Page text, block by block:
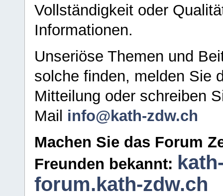
Vollständigkeit oder
Informationen.
Unseriöse Themen und
solche finden, melden Sie
Mitteilung oder schreiben
Mail info@kath-zdw.ch
Machen Sie das Forum
Freunden bekannt:
forum.kath-zdw.ch